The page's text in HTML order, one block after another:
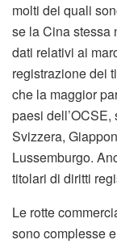
molti dei quali
se la Cina stessa
dati relativi ai
registrazione dei
che la maggior
paesi dell’OCSE,
Svizzera,
Lussemburgo.
titolari di diritti
Le rotte
sono complesse